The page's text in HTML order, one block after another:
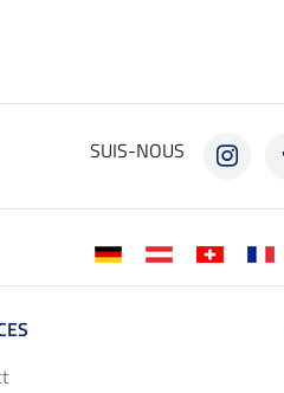
SUIS-NOUS